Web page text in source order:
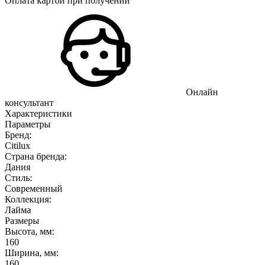
Онлайн
консультант
Характеристики
Параметры
Бренд:
Citilux
Страна бренда:
Дания
Стиль:
Современный
Коллекция:
Лайма
Размеры
Высота, мм:
160
Ширина, мм: